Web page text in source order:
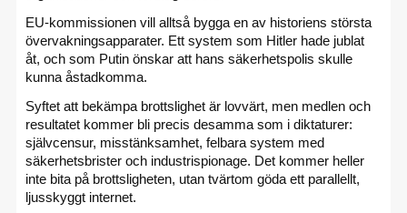
EU-kommissionen vill alltså bygga en av historiens största
övervaknings­apparater. Ett system som Hitler hade jublat
åt, och som Putin önskar att hans säkerhets­polis skulle
kunna åstadkomma.
Syftet att bekämpa brottslighet är lovvärt, men medlen och
resultatet kommer bli precis desamma som i diktaturer:
självcensur, misstänksamhet, felbara system med
säkerhets­brister och industri­spionage. Det kommer heller
inte bita på brottsligheten, utan tvärtom göda ett parallellt,
ljusskyggt internet.